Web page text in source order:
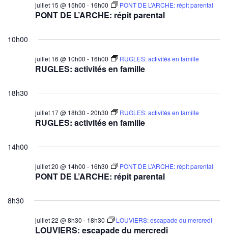
PONT DE L’ARCHE: répit parental
juillet 15 @ 15h00 - 16h00 PONT DE L’ARCHE: répit parental
10h00
RUGLES: activités en famille
juillet 16 @ 10h00 - 16h00 RUGLES: activités en famille
18h30
RUGLES: activités en famille
juillet 17 @ 18h30 -20h30 RUGLES: activités en famille
14h00
PONT DE L’ARCHE: répit parental
juillet 20 @ 14h00 - 16h30 PONT DE L’ARCHE: répit parental
8h30
LOUVIERS: escapade du mercredi
juillet 22 @ 8h30 - 18h30 LOUVIERS: escapade du mercredi